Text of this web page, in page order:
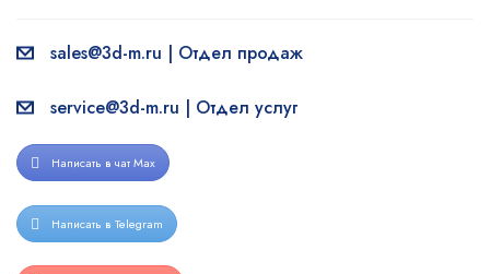
sales@3d-m.ru | Отдел продаж
service@3d-m.ru | Отдел услуг
Написать в чат Max
Написать в Telegram